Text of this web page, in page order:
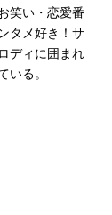
笑い・恋愛番
タメ好き！サ
ディに囲まれ
いる。